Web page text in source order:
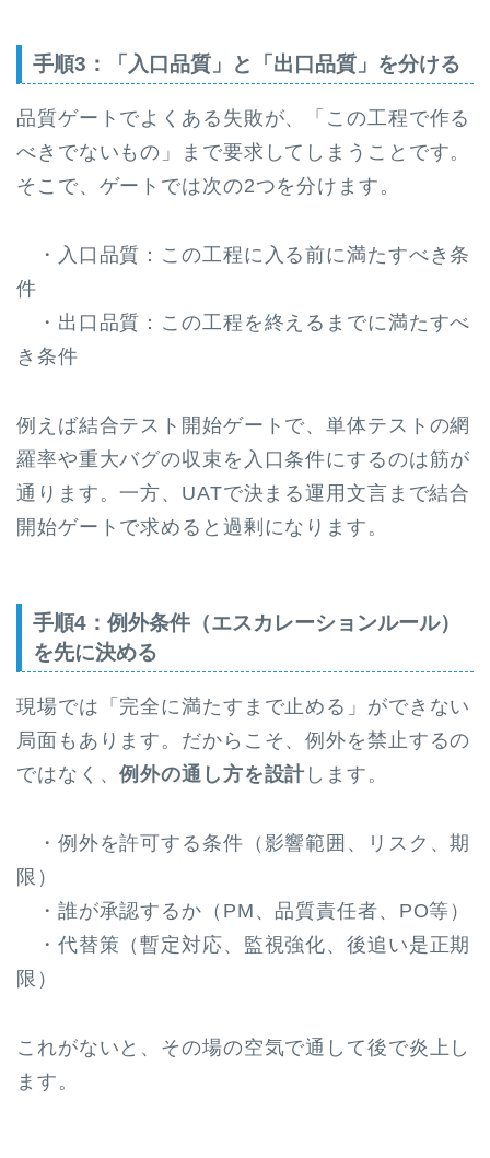
手順3：「入口品質」と「出口品質」を分ける
品質ゲートでよくある失敗が、「この工程で作る
べきでないもの」まで要求してしまうことです。
そこで、ゲートでは次の2つを分けます。
・入口品質：この工程に入る前に満たすべき条
件
・出口品質：この工程を終えるまでに満たすべ
き条件
例えば結合テスト開始ゲートで、単体テストの網
羅率や重大バグの収束を入口条件にするのは筋が
通ります。一方、UATで決まる運用文言まで結合
開始ゲートで求めると過剰になります。
手順4：例外条件（エスカレーションルール）
を先に決める
現場では「完全に満たすまで止める」ができない
局面もあります。だからこそ、例外を禁止するの
ではなく、例外の通し方を設計 します。
・例外を許可する条件（影響範囲、リスク、期
限）
・誰が承認するか（PM、品質責任者、PO等）
・代替策（暫定対応、監視強化、後追い是正期
限）
これがないと、その場の空気で通して後で炎上し
ます。